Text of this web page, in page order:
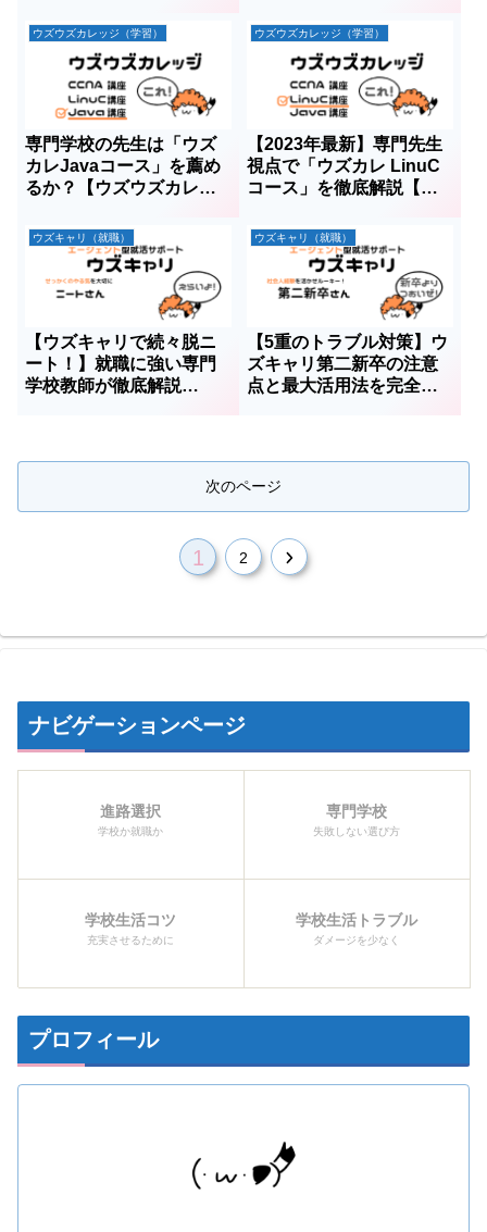
ウズウズカレッジ（学習）
専門学校の先生は「ウズ
カレJavaコース」を薦め
るか？【ウズウズカレッ
ウズウズカレッジ（学習）
【2023年最新】専門先生
視点で「ウズカレ LinuC
コース」を徹底解説【ウ
ウズキャリ（就職）
【ウズキャリで続々脱ニ
ート！】就職に強い専門
学校教師が徹底解説
ウズキャリ（就職）
【5重のトラブル対策】ウ
ズキャリ第二新卒の注意
点と最大活用法を完全伝
次のページ
1 2 次
ナビゲーションページ
進路選択
学校か就職か
専門学校
失敗しない選び方
学校生活コツ
充実させるために
学校生活トラブル
ダメージを少なく
プロフィール